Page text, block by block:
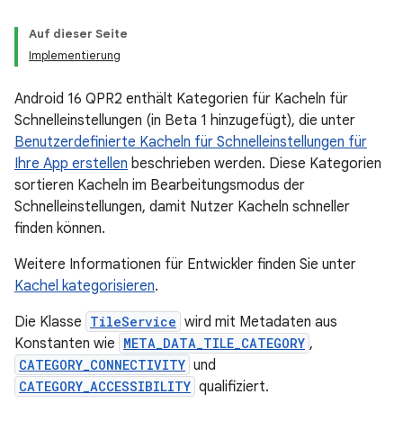
Auf dieser Seite
Implementierung
Android 16 QPR2 enthält Kategorien für Kacheln für
Schnelleinstellungen (in Beta 1 hinzugefügt), die unter
Benutzerdefinierte Kacheln für Schnelleinstellungen für
Ihre App erstellen beschrieben werden. Diese Kategorien
sortieren Kacheln im Bearbeitungsmodus der
Schnelleinstellungen, damit Nutzer Kacheln schneller
finden können.
Weitere Informationen für Entwickler finden Sie unter
Kachel kategorisieren.
Die Klasse TileService wird mit Metadaten aus
Konstanten wie META_DATA_TILE_CATEGORY ,
CATEGORY_CONNECTIVITY und
CATEGORY_ACCESSIBILITY qualifiziert.